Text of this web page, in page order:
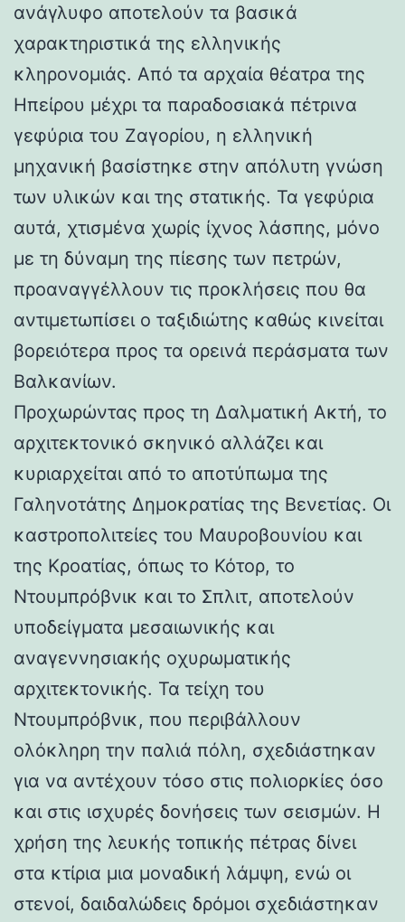
ανάγλυφο αποτελούν τα βασικά
χαρακτηριστικά της ελληνικής
κληρονομιάς. Από τα αρχαία θέατρα της
Ηπείρου μέχρι τα παραδοσιακά πέτρινα
γεφύρια του Ζαγορίου, η ελληνική
μηχανική βασίστηκε στην απόλυτη γνώση
των υλικών και της στατικής. Τα γεφύρια
αυτά, χτισμένα χωρίς ίχνος λάσπης, μόνο
με τη δύναμη της πίεσης των πετρών,
προαναγγέλλουν τις προκλήσεις που θα
αντιμετωπίσει ο ταξιδιώτης καθώς κινείται
βορειότερα προς τα ορεινά περάσματα των
Βαλκανίων.
Προχωρώντας προς τη Δαλματική Ακτή, το
αρχιτεκτονικό σκηνικό αλλάζει και
κυριαρχείται από το αποτύπωμα της
Γαληνοτάτης Δημοκρατίας της Βενετίας. Οι
καστροπολιτείες του Μαυροβουνίου και
της Κροατίας, όπως το Κότορ, το
Ντουμπρόβνικ και το Σπλιτ, αποτελούν
υποδείγματα μεσαιωνικής και
αναγεννησιακής οχυρωματικής
αρχιτεκτονικής. Τα τείχη του
Ντουμπρόβνικ, που περιβάλλουν
ολόκληρη την παλιά πόλη, σχεδιάστηκαν
για να αντέχουν τόσο στις πολιορκίες όσο
και στις ισχυρές δονήσεις των σεισμών. Η
χρήση της λευκής τοπικής πέτρας δίνει
στα κτίρια μια μοναδική λάμψη, ενώ οι
στενοί, δαιδαλώδεις δρόμοι σχεδιάστηκαν